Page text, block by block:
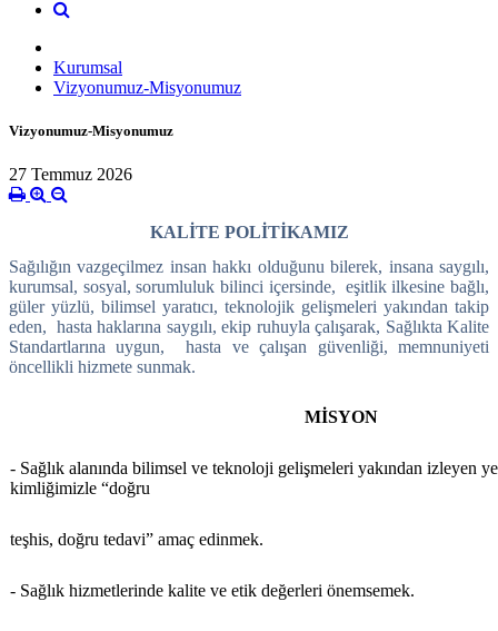
Kurumsal
Vizyonumuz-Misyonumuz
Vizyonumuz-Misyonumuz
27 Temmuz 2026
KALİTE POLİTİKAMIZ
Sağılığın vazgeçilmez insan hakkı olduğunu bilerek, insana saygılı,
kurumsal, sosyal, sorumluluk bilinci içersinde, eşitlik ilkesine bağlı,
güler yüzlü, bilimsel yaratıcı, teknolojik gelişmeleri yakından takip
eden, hasta haklarına saygılı, ekip ruhuyla çalışarak, Sağlıkta Kalite
Standartlarına uygun,
hasta ve çalışan güvenliği, memnuniyeti
öncellikli hizmete sunmak.
MİSYON
- Sağlık alanında bilimsel ve teknoloji gelişmeleri yakından izleyen
kimliğimizle “doğru
teşhis, doğru tedavi” amaç edinmek.
- Sağlık hizmetlerinde kalite ve etik değerleri önemsemek.